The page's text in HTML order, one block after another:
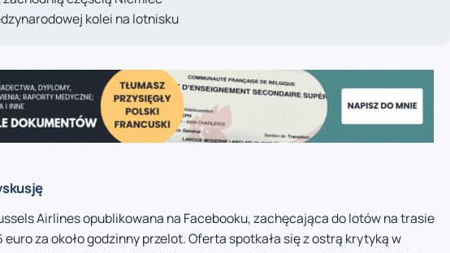
kolei na lotnisku
Airlines opublikowana na Facebooku, zachęcająca do lotów na trasie
za około godzinny przelot. Oferta spotkała się z ostrą krytyką w